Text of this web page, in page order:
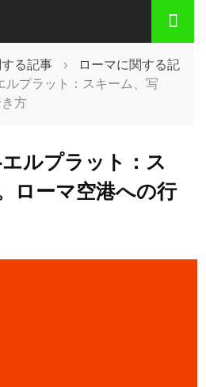
る記事 ›
ローマに関する記
ルプラット：スキーム、写
方
ルプラット：ス
ローマ空港への行